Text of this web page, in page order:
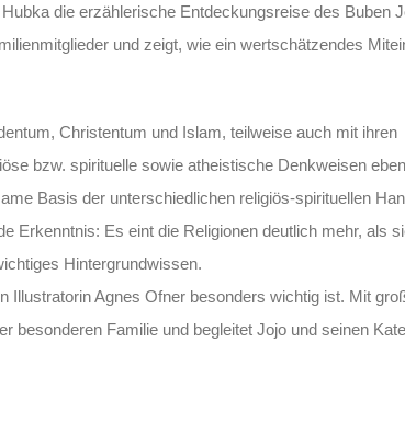
die erzählerische Entdeckungsreise des Buben
und zeigt, wie ein wertschätzendes
Christentum und Islam, teilweise auch mit ihren
bzw. spirituelle sowie atheistische Denkweisen
Basis der unterschiedlichen religiös-spirituellen
Erkenntnis: Es eint die Religionen deutlich mehr, als
Hintergrundwissen.
Illustratorin Agnes Ofner besonders wichtig ist. Mit
besonderen Familie und begleitet Jojo und seinen